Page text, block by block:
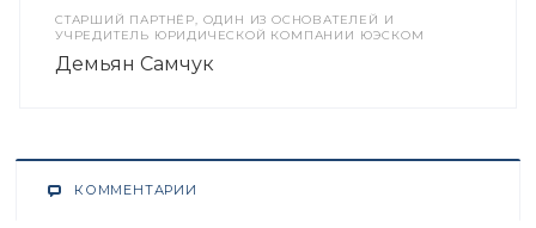
CТАРШИЙ ПАРТНЁР, ОДИН ИЗ ОСНОВАТЕЛЕЙ И
УЧРЕДИТЕЛЬ ЮРИДИЧЕСКОЙ КОМПАНИИ ЮЭСКОМ
Демьян Самчук
КОММЕНТАРИИ